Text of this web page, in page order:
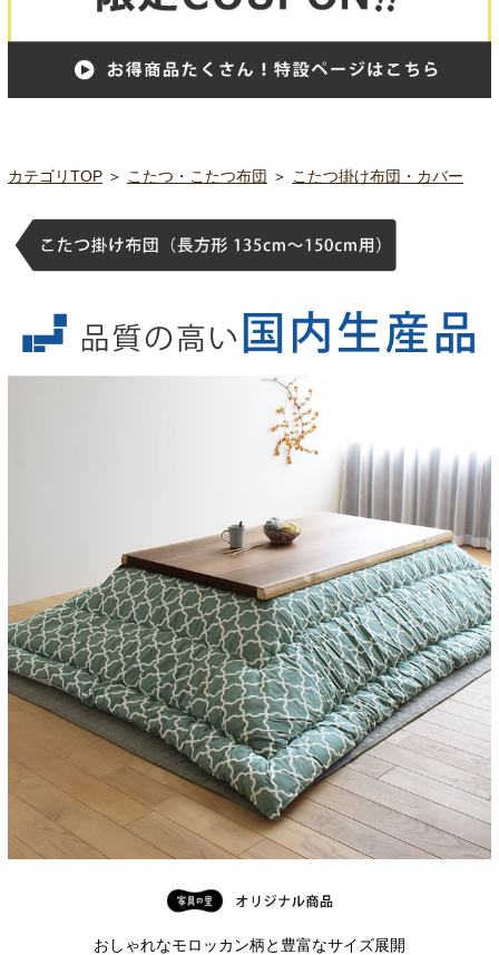
カテゴリTOP ＞ こたつ・こたつ布団 ＞ こたつ掛け布団・カバー
おしゃれなモロッカン柄と豊富なサイズ展開